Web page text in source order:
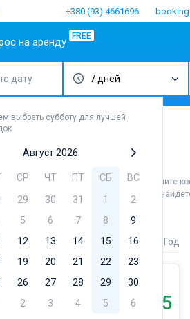
+380 (93) 4661696
Популярные
марины
Алимос Марина
Марина Далмация
Марина Баотич
Марина Мандалина
Марина Корнати
Марина Каштела
Дубровник
Марина Веруда
бренды
Lagoon
Италия
Неаполь
Сардиния
Сицилия
на аренду FREE
дату
выбрать субботу для лучшей
Август 2026
СР ЧТ ПТ СБ
ВС
29 30 31 1
2
5 6 7 8
9
12 13 14 15
16
19 20 21 22
23
26 27 28 29
30
2 3 4 5 6
7 дней
Проприано
морскими видами. Наймите
судном. В каталоге яхт в аренду вы
себе жизни без паруса.
Стоимость Длина Год
От €1805